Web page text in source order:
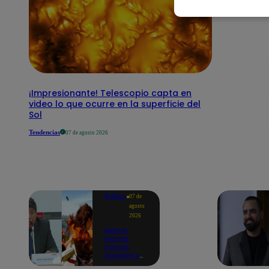
¡Impresionante! Telescopio capta en
video lo que ocurre en la superficie del
Sol
Tendencias 07 de agosto 2026
Política 07 de
agosto
2026
Menos
Fiestas
Patrias,
Navidad y